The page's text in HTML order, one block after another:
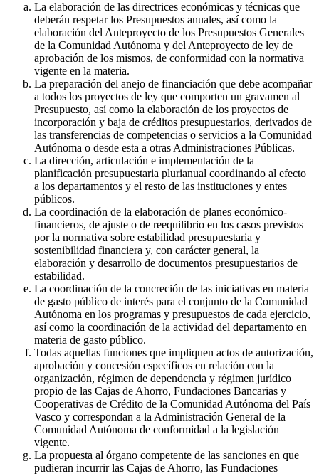
La elaboración de las directrices económicas y técnicas que
deberán respetar los Presupuestos anuales, así como la
elaboración del Anteproyecto de los Presupuestos Generales
de la Comunidad Autónoma y del Anteproyecto de ley de
aprobación de los mismos, de conformidad con la normativa
vigente en la materia.
La preparación del anejo de financiación que debe acompañar
a todos los proyectos de ley que comporten un gravamen al
Presupuesto, así como la elaboración de los proyectos de
incorporación y baja de créditos presupuestarios, derivados de
las transferencias de competencias o servicios a la Comunidad
Autónoma o desde esta a otras Administraciones Públicas.
La dirección, articulación e implementación de la
planificación presupuestaria plurianual coordinando al efecto
a los departamentos y el resto de las instituciones y entes
públicos.
La coordinación de la elaboración de planes económico-
financieros, de ajuste o de reequilibrio en los casos previstos
por la normativa sobre estabilidad presupuestaria y
sostenibilidad financiera y, con carácter general, la
elaboración y desarrollo de documentos presupuestarios de
estabilidad.
La coordinación de la concreción de las iniciativas en materia
de gasto público de interés para el conjunto de la Comunidad
Autónoma en los programas y presupuestos de cada ejercicio,
así como la coordinación de la actividad del departamento en
materia de gasto público.
Todas aquellas funciones que impliquen actos de autorización,
aprobación y concesión específicos en relación con la
organización, régimen de dependencia y régimen jurídico
propio de las Cajas de Ahorro, Fundaciones Bancarias y
Cooperativas de Crédito de la Comunidad Autónoma del País
Vasco y correspondan a la Administración General de la
Comunidad Autónoma de conformidad a la legislación
vigente.
La propuesta al órgano competente de las sanciones en que
pudieran incurrir las Cajas de Ahorro, las Fundaciones